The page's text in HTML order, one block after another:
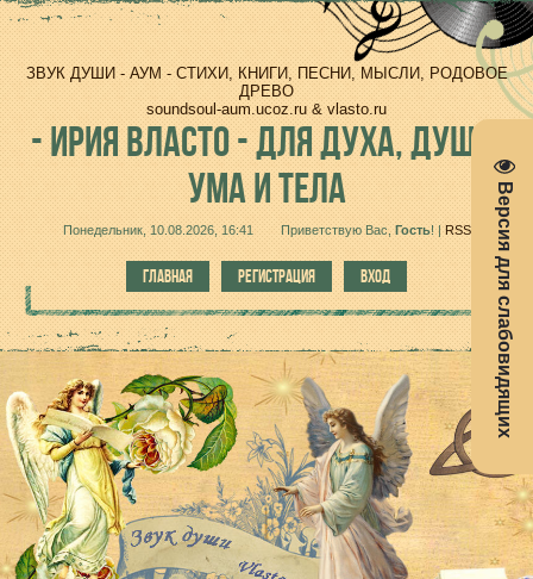
Версия для слабовидящих
ЗВУК ДУШИ - АУМ - СТИХИ, КНИГИ, ПЕСНИ, МЫСЛИ, РОДОВОЕ
ДРЕВО
soundsoul-aum.ucoz.ru & vlasto.ru
-ИРИЯ ВЛАСТО - ДЛЯ ДУХА, ДУШИ,
УМА И ТЕЛА
Понедельник, 10.08.2026, 16:41 Приветствую Вас Гость!| RSS
ГЛАВНАЯ РЕГИСТРАЦИЯ ВХОД